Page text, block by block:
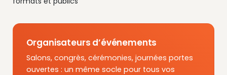
Organisateurs d’événements
Salons, congrès, cérémonies, journées portes
ouvertes : un même socle pour tous vos